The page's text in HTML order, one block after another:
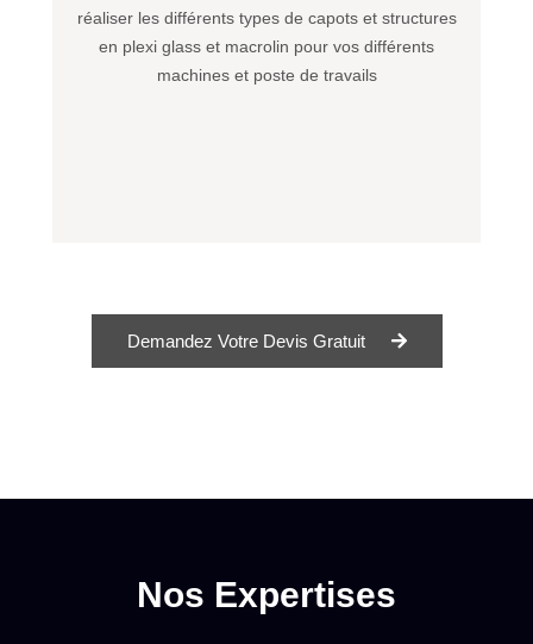
réaliser les différents types de capots et structures
en plexi glass et macrolin pour vos différents
machines et poste de travails
Demandez Votre Devis Gratuit
Nos Expertises